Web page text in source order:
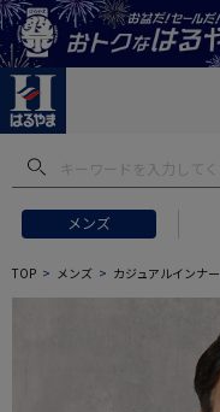
メンズ
TOP メンズ カジュアルインナー